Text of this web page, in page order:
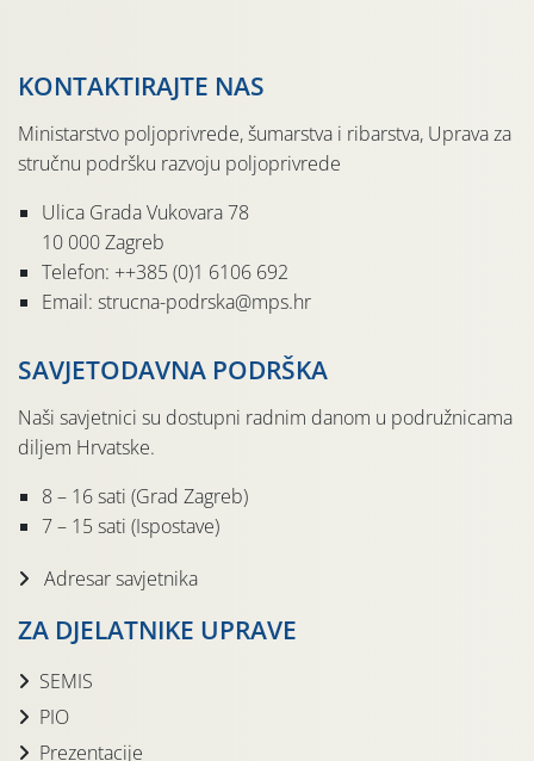
KONTAKTIRAJTE NAS
Ministarstvo poljoprivrede, šumarstva i ribarstva, Uprava za
stručnu podršku razvoju poljoprivrede
Ulica Grada Vukovara 78
10 000 Zagreb
Telefon: ++385 (0)1 6106 692
Email: strucna-podrska@mps.hr
SAVJETODAVNA PODRŠKA
Naši savjetnici su dostupni radnim danom u podružnicama
diljem Hrvatske.
8 – 16 sati (Grad Zagreb)
7 – 15 sati (Ispostave)
Adresar savjetnika
ZA DJELATNIKE UPRAVE
SEMIS
PIO
Prezentacije